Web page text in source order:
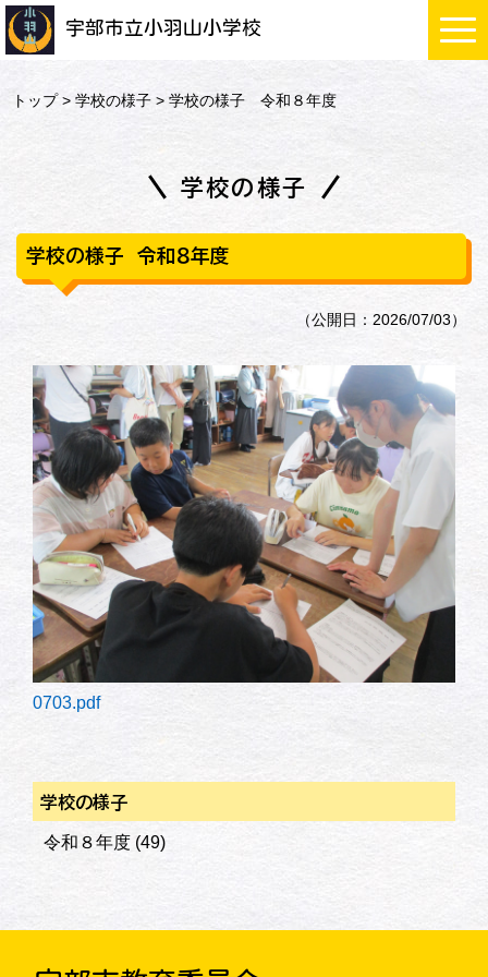
宇部市立小羽山小学校
トップ>学校の様子 > 学校の様子 令和８年度
学校の様子
学校の様子 令和８年度
（公開日：2026/07/03）
0703.pdf
学校の様子
令和８年度 (49)